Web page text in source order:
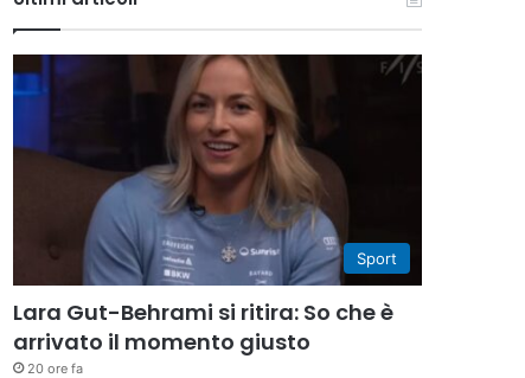
Sport
Lara Gut-Behrami si ritira: So che è
arrivato il momento giusto
20 ore fa